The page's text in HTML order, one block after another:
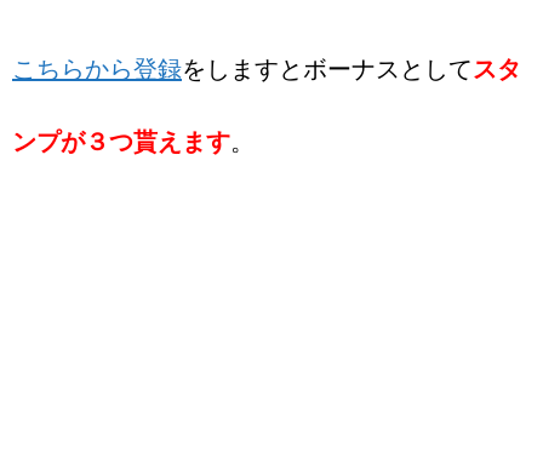
こちらから登録をしますとボーナスとしてスタ
ンプが３つ貰えます。